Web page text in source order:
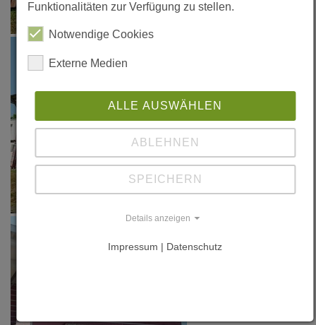
Funktionalitäten zur Verfügung zu stellen.
Notwendige Cookies
Externe Medien
ALLE AUSWÄHLEN
ABLEHNEN
SPEICHERN
Details anzeigen
Impressum | Datenschutz